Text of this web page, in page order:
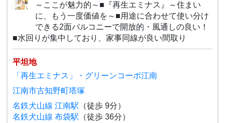
～ここが魅力的～■『再生エミナス』～住まい
に、もう一度価値を～■用途に合わせて使い分け
できる2面バルコニーで開放的・風通しの良い！
■水回りが集中しており、家事同線が良い間取り
平坦地
「再生エミナス」・グリーンコーポ江南
江南市古知野町塔塚
名鉄犬山線 江南駅 （徒歩 9分）
名鉄犬山線 布袋駅 （徒歩 36分）